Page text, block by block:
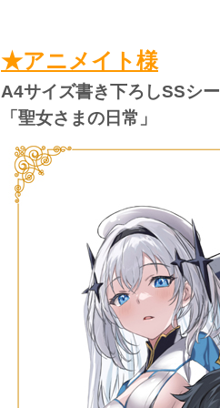
★アニメイト様
A4サイズ書き下ろしSSシ
「聖女さまの日常」